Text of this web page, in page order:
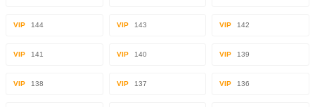
VIP 144 VIP 143 VIP 142
VIP 141 VIP 140 VIP 139
VIP 138 VIP 137 VIP 136